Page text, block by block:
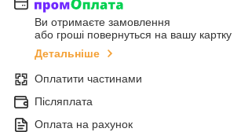
Ви отримаєте замовлення
або гроші повернуться на вашу картку
Детальніше
Оплатити частинами
Післяплата
Оплата на рахунок